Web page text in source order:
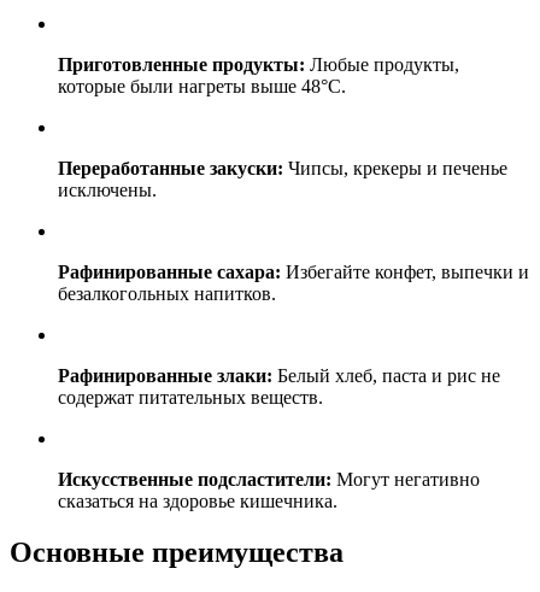
Приготовленные продукты: Любые продукты,
которые были нагреты выше 48°C.
Переработанные закуски: Чипсы, крекеры и печенье
исключены.
Рафинированные сахара: Избегайте конфет, выпечки и
безалкогольных напитков.
Рафинированные злаки: Белый хлеб, паста и рис не
содержат питательных веществ.
Искусственные подсластители: Могут негативно
сказаться на здоровье кишечника.
Основные преимущества